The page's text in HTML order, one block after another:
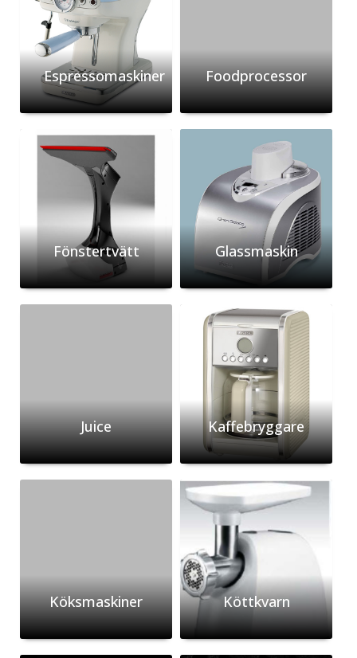
Espressomaskiner Foodprocessor
Fönstertvätt Glassmaskin
Juice Kaffebryggare
Köksmaskiner Köttkvarn